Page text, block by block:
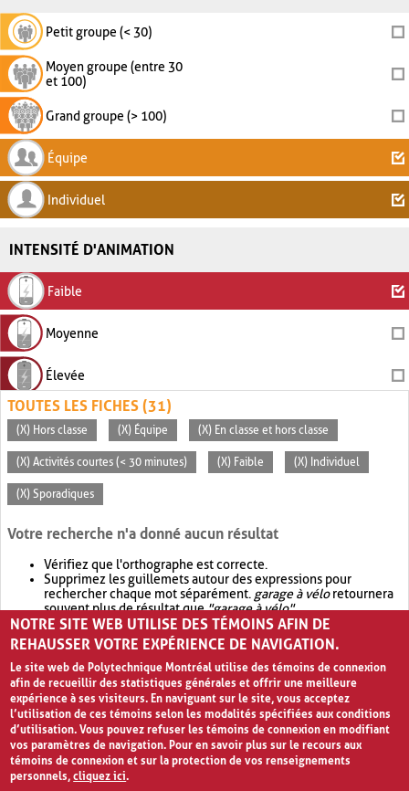
Petit groupe (< 30)
Moyen groupe (entre 30
et 100)
Grand groupe (> 100)
Équipe
Individuel
INTENSITÉ D'ANIMATION
Faible
Moyenne
Élevée
TOUTES LES FICHES (31)
(X) Hors classe (X) Équipe (X) En classe et hors classe
(X) Activités courtes (< 30 minutes) (X) Faible (X) Individuel
(X) Sporadiques
Votre recherche n'a donné aucun résultat
Vérifiez que l'orthographe est correcte.
Supprimez les guillemets autour des expressions pour
rechercher chaque mot séparément. garage à véloretournera
souvent plus de résultat que"garage à vélo".
Envisagez d'élargir votre recherche avec OR.garage OR vélo
retournera souvent plus de résultat quegarage à vélo
NOTRE SITE WEB UTILISE DES TÉMOINS AFIN DE
REHAUSSER VOTRE EXPÉRIENCE DE NAVIGATION.
Le site web de Polytechnique Montréal utilise des témoins de connexion
afin de recueillir des statistiques générales et offrir une meilleure
expérience à ses visiteurs. En naviguant sur le site, vous acceptez
l’utilisation de ces témoins selon les modalités spécifiées aux conditions
d’utilisation. Vous pouvez refuser les témoins de connexion en modifiant
vos paramètres de navigation. Pour en savoir plus sur le recours aux
témoins de connexion et sur la protection de vos renseignements
personnels,cliquez ici.